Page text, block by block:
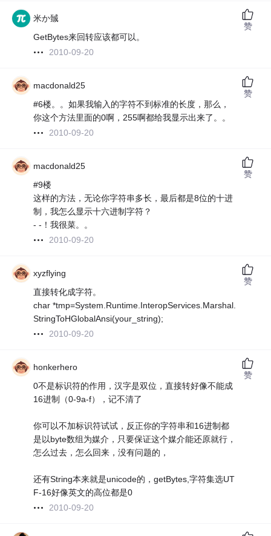
米か臹
GetBytes来回转应该都可以。
2010-09-20
赞
macdonald25
#6楼。。如果我输入的字符不到标准的长度，那么，
你这个方法里面的0啊，255啊都给我显示出来了。。
2010-09-20
赞
macdonald25
#9楼
这样的方法，无论你字符串多长，最后都是8位的十进
制，我怎么显示十六进制字符？
- -！我很菜。。
2010-09-20
赞
xyzflying
直接转化成字符。
char *tmp=System.Runtime.InteropServices.Marshal.
StringToHGlobalAnsi(your_string);
2010-09-20
赞
honkerhero
0不是标识符的作用，汉字是双位，直接转好像不能成
16进制（0-9a-f），记不清了
你可以不加标识符试试，反正你的字符串和16进制都
是以byte数组为媒介，只要保证这个媒介能还原就行，
怎么过去，怎么回来，没有问题的，
还有String本来就是unicode的，getBytes,字符集选UT
F-16好像英文的高位都是0
2010-09-20
赞